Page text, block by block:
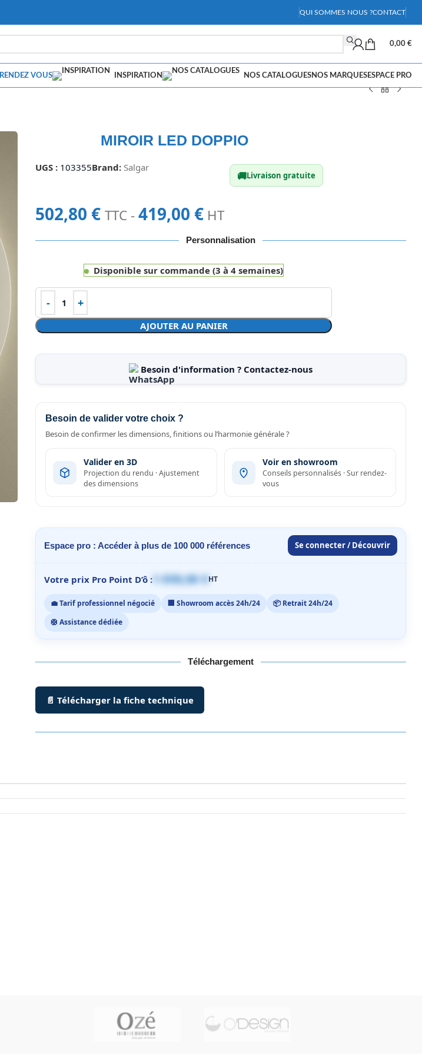
QUI SOMMES NOUS ?CONTACT
0,00 €
RENDEZ VOUS INSPIRATION NOS CATALOGUESNOS MARQUESESPACE PRO
MIROIR LED DOPPIO
UGS : 103355Brand: Salgar
🚚Livraison gratuite
502,80 € TTC -419,00 € HT
Personnalisation
Disponible sur commande (3 à 4 semaines)
AJOUTER AU PANIER
Besoin d'information ? Contactez-nous
Besoin de valider votre choix ?
Besoin de confirmer les dimensions, finitions ou l’harmonie générale ?
Valider en 3D
Projection du rendu · Ajustement
des dimensions
Voir en showroom
Conseils personnalisés · Sur rendez-
vous
Espace pro : Accéder à plus de 100 000 références Se connecter / Découvrir
Votre prix Pro Point D’ô : 1 059,00 €HT
💼 Tarif professionnel négocié 🏢 Showroom accès 24h/24
📦 Retrait 24h/24
🛟 Assistance dédiée
Téléchargement
📄 Télécharger la fiche technique